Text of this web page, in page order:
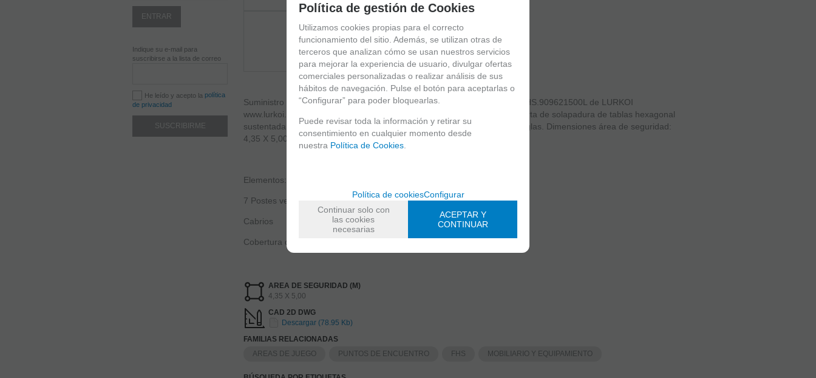
Indique su e-mail para
suscribirse a la lista de correo
He leído y acepto la política
de privacidad
Suministro REFUGIO SPREEWALD CON POSTE CENTRAL -5-S-L Ref. FHS.909621500L de LURKOI
www.lurkoi.com - 945102616 - info@lurkoi.com, compuesto por una cubierta de solapadura de tablas hexagonal
sustentada por siete postes verticales. Fabricado en madera de pino Douglas. Dimensiones área de seguridad:
4,35 X 5,00 m.
Elementos:
7 Postes verticales
Cabrios
Cobertura del tejado
AREA DE SEGURIDAD (M)
4,35 X 5,00
CAD 2D DWG
Descargar (78.95 Kb)
FAMILIAS RELACIONADAS
AREAS DE JUEGO
PUNTOS DE ENCUENTRO FHS MOBILIARIO Y EQUIPAMIENTO
Política de gestión de Cookies
Utilizamos cookies propias para el correcto
funcionamiento del sitio. Además, se utilizan otras de
terceros que analizan cómo se usan nuestros servicios
para mejorar la experiencia de usuario, divulgar ofertas
comerciales personalizadas o realizar análisis de sus
hábitos de navegación. Pulse el botón para aceptarlas o
“Configurar” para poder bloquearlas.
Puede revisar toda la información y retirar su
consentimiento en cualquier momento desde
nuestra Política de Cookies
Política de cookiesConfigurar
Continuar solo con
las cookies
necesarias
ACEPTAR Y
CONTINUAR